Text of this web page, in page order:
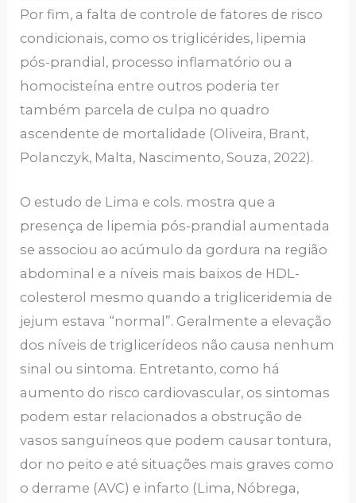
Por fim, a falta de controle de fatores de risco
condicionais, como os triglicérides, lipemia
pós-prandial, processo inflamatório ou a
homocisteína entre outros poderia ter
também parcela de culpa no quadro
ascendente de mortalidade (Oliveira, Brant,
Polanczyk, Malta, Nascimento, Souza, 2022).
O estudo de Lima e cols. mostra que a
presença de lipemia pós-prandial aumentada
se associou ao acúmulo da gordura na região
abdominal e a níveis mais baixos de HDL-
colesterol mesmo quando a trigliceridemia de
jejum estava “normal”. Geralmente a elevação
dos níveis de triglicerídeos não causa nenhum
sinal ou sintoma. Entretanto, como há
aumento do risco cardiovascular, os sintomas
podem estar relacionados a obstrução de
vasos sanguíneos que podem causar tontura,
dor no peito e até situações mais graves como
o derrame (AVC) e infarto (Lima, Nóbrega,